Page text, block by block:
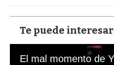
Te puede interesar